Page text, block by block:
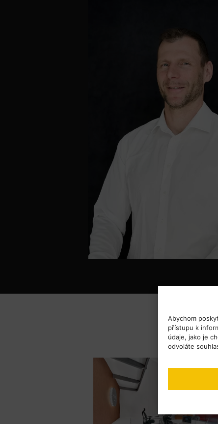
Abychom
přístupu k
údaje, jako je
odvoláte